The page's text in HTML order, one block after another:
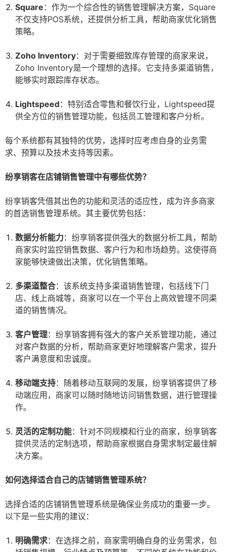
Square ：作为一个综合性的销售管理解决方案，Square
不仅支持POS系统，还提供分析工具，帮助商家优化销售
策略。
Zoho Inventory：对于需要细致库存管理的商家来说，
Zoho Inventory是一个理想的选择。它支持多渠道销售，
能够实时跟踪库存状态。
Lightspeed：特别适合零售和餐饮行业，Lightspeed提
供全方位的销售管理功能，包括员工管理和客户分析。
每个系统都有其独特的优势，选择时应考虑自身的业务需
求、预算以及技术支持等因素。
纷享销客在店铺销售管理中有哪些优势？
纷享销客凭借其出色的功能和灵活的适应性，成为许多商家
的首选销售管理系统。其主要优势包括：
数据分析能力：纷享销客提供强大的数据分析工具，帮助
商家实时监控销售数据、客户行为和市场趋势。这使得商
家能够快速做出决策，优化销售策略。
多渠道整合：该系统支持多渠道销售管理，包括线下门
店、线上商城等，商家可以在一个平台上高效管理不同渠
道的销售情况。
客户管理：纷享销客拥有强大的客户关系管理功能，通过
对客户数据的分析，帮助商家更好地理解客户需求，提升
客户满意度和忠诚度。
移动端支持：随着移动互联网的发展，纷享销客提供了移
动端应用，商家可以随时随地访问销售数据，进行管理操
作。
灵活的定制功能：针对不同规模和行业的商家，纷享销客
提供灵活的定制选项，帮助商家根据自身需求制定最佳解
决方案。
如何选择适合自己的店铺销售管理系统？
选择合适的店铺销售管理系统是确保业务成功的重要一步。
以下是一些实用的建议：
明确需求：在选择之前，商家需明确自身的业务需求，包